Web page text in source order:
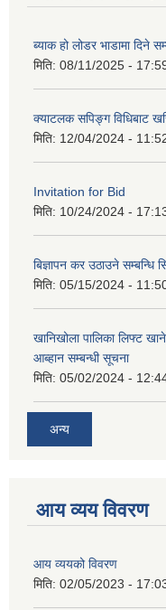
ब्याक हो लोडर भाडामा दिने
मिति: 08/11/2025 -
क्याटलक सपिङ्ग विधिबाट
मिति: 12/04/2024 -
Invitation for Bid
मिति: 10/24/2024 -
बिज्ञापन कर उठाउने सम्बन्धि
मिति: 05/15/2024 -
खानिखोला पालिका लिफ्ट
आब्हान सम्बन्धी सूचना
मिति: 05/02/2024 -
अन्य
आय व्यय विवरण
आय व्ययको विवरण
मिति: 02/05/2023 -